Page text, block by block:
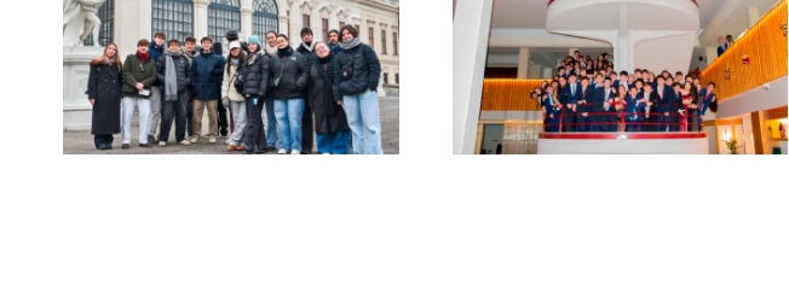
Un primer semestre
inmejorable
Concierto de Santa
Cecilia: «Melodías
para recordar»